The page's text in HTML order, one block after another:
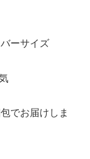
ーサイズ
でお届けしま